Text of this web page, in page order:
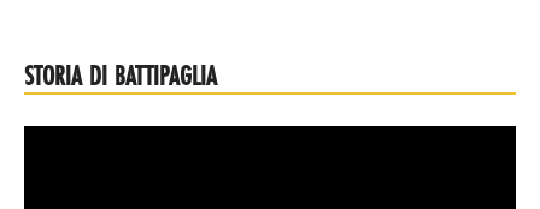
STORIA DI BATTIPAGLIA